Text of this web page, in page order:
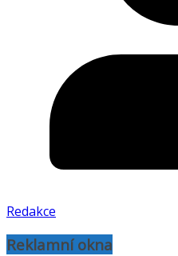
Redakce
Reklamní okna